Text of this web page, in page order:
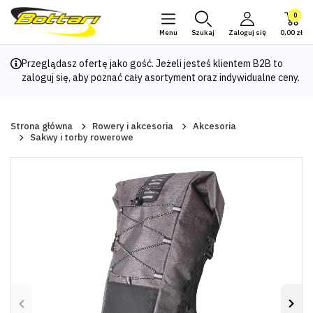
Menu Szukaj Zaloguj się
0
0,00 zł
Przeglądasz ofertę jako gość. Jeżeli jesteś klientem B2B to
zaloguj się, aby poznać cały asortyment oraz indywidualne ceny.
Strona główna Rowery i akcesoria
Akcesoria
Sakwy i torby rowerowe
Poprzedni